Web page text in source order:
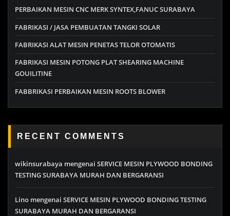
PERBAIKAN MESIN CNC MERK SYNTEX,FANUC SURABAYA
FABRIKASI / JASA PEMBUATAN TANGKI SOLAR
FABRIKASI ALAT MESIN PENETAS TELOR OTOMATIS
FABRIKASI MESIN POTONG PLAT SHEARING MACHINE
GOUILITINE
FABBRIKASI PERBAIKAN MESIN ROOTS BLOWER
RECENT COMMENTS
wikinsurabaya mengenai SERVICE MESIN PLYWOOD BONDING
TESTING SURABAYA MURAH DAN BERGARANSI
Lino mengenai SERVICE MESIN PLYWOOD BONDING TESTING
SURABAYA MURAH DAN BERGARANSI